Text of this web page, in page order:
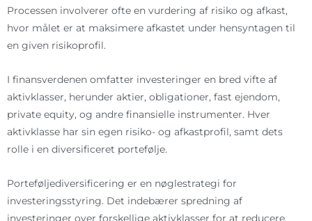
Processen involverer ofte en vurdering af risiko og afkast,
hvor målet er at maksimere afkastet under hensyntagen til
en given risikoprofil.
I finansverdenen omfatter investeringer en bred vifte af
aktivklasser, herunder aktier, obligationer, fast ejendom,
private equity, og andre finansielle instrumenter. Hver
aktivklasse har sin egen risiko- og afkastprofil, samt dets
rolle i en diversificeret portefølje.
Porteføljediversificering er en nøglestrategi for
investeringsstyring. Det indebærer spredning af
investeringer over forskellige aktivklasser for at reducere